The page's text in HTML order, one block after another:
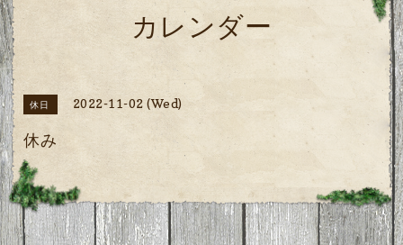
カレンダー
休日 2022-11-02 (Wed)
休み